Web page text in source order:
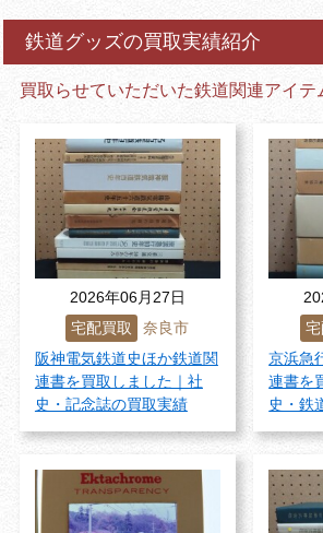
鉄道グッズの買取実績紹介
買取らせていただいた鉄道関連アイテ
2026年06月27日
宅配買取
奈良市
阪神電気鉄道史ほか鉄道関
連書を買取しました｜社
史・記念誌の買取実績
京浜急
連書を
史・鉄